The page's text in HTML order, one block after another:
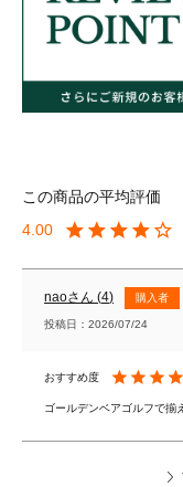
4.00
nao 4 購入者
投稿日 2026/07/24
ゴールデンベアゴルフで揃